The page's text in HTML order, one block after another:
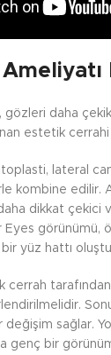
gözleri daha
estetik cerrahi
lateral
kombine edilir.
dikkat çekici
Eyes görünümü,
yüz hattı
cerrah tarafından
sağlar.
genç bir